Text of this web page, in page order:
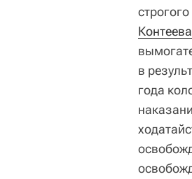
Контеева
в
года